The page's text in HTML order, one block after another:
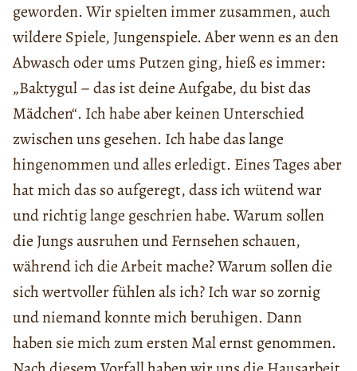
geworden. Wir spielten immer zusammen, auch
wildere Spiele, Jungenspiele. Aber wenn es an den
Abwasch oder ums Putzen ging, hieß es immer:
„Baktygul – das ist deine Aufgabe, du bist das
Mädchen“. Ich habe aber keinen Unterschied
zwischen uns gesehen. Ich habe das lange
hingenommen und alles erledigt. Eines Tages aber
hat mich das so aufgeregt, dass ich wütend war
und richtig lange geschrien habe. Warum sollen
die Jungs ausruhen und Fernsehen schauen,
während ich die Arbeit mache? Warum sollen die
sich wertvoller fühlen als ich? Ich war so zornig
und niemand konnte mich beruhigen. Dann
haben sie mich zum ersten Mal ernst genommen.